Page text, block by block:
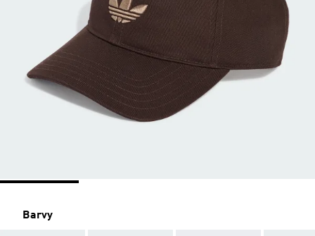
Barvy